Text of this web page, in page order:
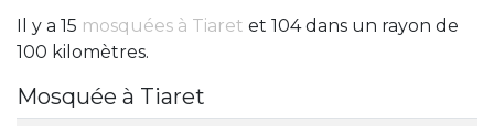
Il y a 15 mosquées à Tiaret et 104 dans un rayon de
100 kilomètres.
Mosquée à Tiaret